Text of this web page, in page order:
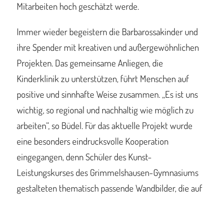
Mitarbeiten hoch geschätzt werde.
Immer wieder begeistern die Barbarossakinder und
ihre Spender mit kreativen und außergewöhnlichen
Projekten. Das gemeinsame Anliegen, die
Kinderklinik zu unterstützen, führt Menschen auf
positive und sinnhafte Weise zusammen. „Es ist uns
wichtig, so regional und nachhaltig wie möglich zu
arbeiten“, so Büdel. Für das aktuelle Projekt wurde
eine besonders eindrucksvolle Kooperation
eingegangen, denn Schüler des Kunst-
Leistungskurses des Grimmelshausen-Gymnasiums
gestalteten thematisch passende Wandbilder, die auf